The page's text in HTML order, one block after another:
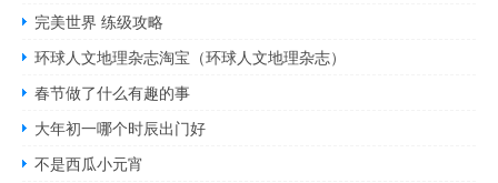
完美世界 练级攻略
环球人文地理杂志淘宝（环球人文地理杂志）
春节做了什么有趣的事
大年初一哪个时辰出门好
不是西瓜小元宵